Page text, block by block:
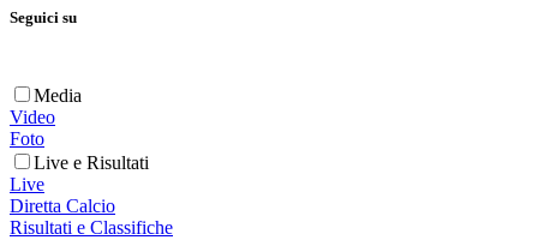
Seguici su
Media
Video
Foto
Live e Risultati
Live
Diretta Calcio
Risultati e Classifiche